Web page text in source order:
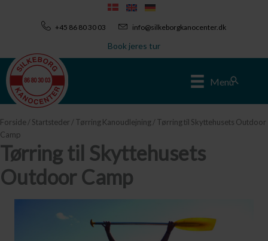
+45 86 80 30 03 info@silkeborgkanocenter.dk
Book jeres tur
Menu
Forside/ Startsteder / Tørring Kanoudlejning/ Tørring til Skyttehusets Outdoor
Camp
Tørring til Skyttehusets
Outdoor Camp